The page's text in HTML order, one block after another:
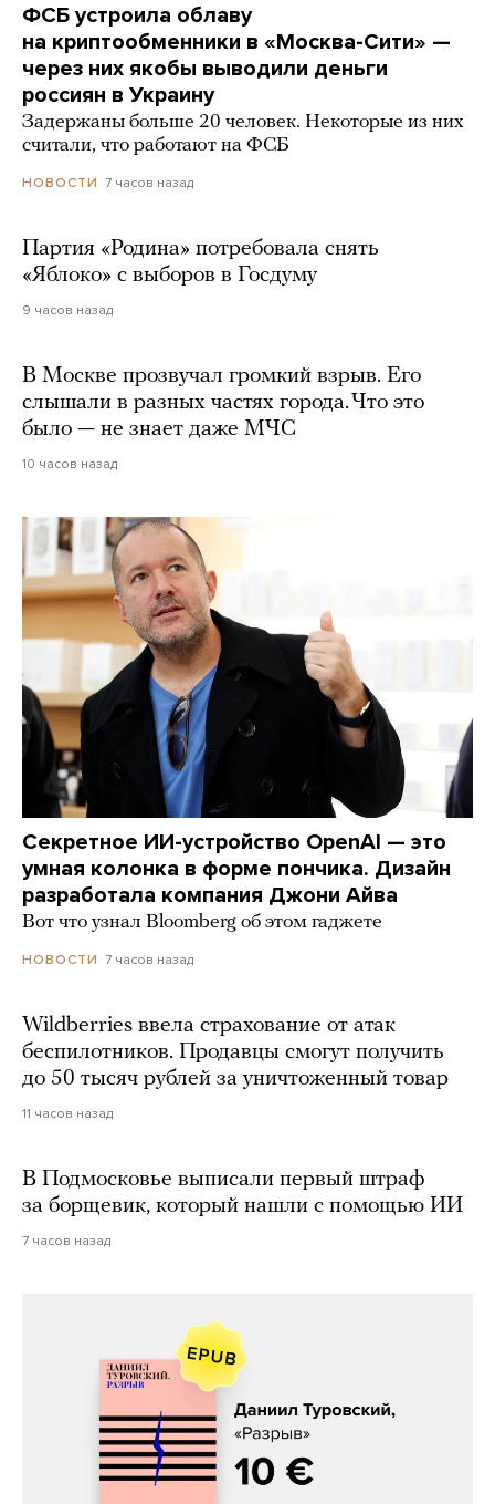
ФСБ устроила облаву
на криптообменники в «Москва-Сити» —
через них якобы выводили деньги
россиян в Украину
Задержаны больше 20 человек. Некоторые из них
считали, что работают на ФСБ
НОВОСТИ 7 часов назад
Партия «Родина» потребовала снять
«Яблоко» с выборов в Госдуму
9 часов назад
В Москве прозвучал громкий взрыв. Его
слышали в разных частях города. Что это
было — не знает даже МЧС
10 часов назад
Секретное ИИ-устройство OpenAI — это
умная колонка в форме пончика. Дизайн
разработала компания Джони Айва
Вот что узнал Bloomberg об этом гаджете
НОВОСТИ 7 часов назад
Wildberries ввела страхование от атак
беспилотников. Продавцы смогут получить
до 50 тысяч рублей за уничтоженный товар
11 часов назад
В Подмосковье выписали первый штраф
за борщевик, который нашли с помощью ИИ
7 часов назад